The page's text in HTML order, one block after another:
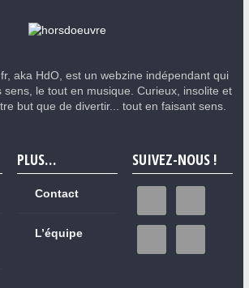
aka HdO, est un webzine indépendant qui
sens, le tout en musique. Curieux, insolite et
but que de divertir... tout en faisant sens.
PLUS…
Contact
L’équipe
SUIVEZ-NOUS !